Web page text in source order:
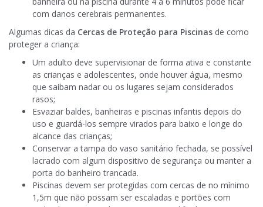
com danos cerebrais permanentes.
Algumas dicas da Cercas de Proteção para Piscinas de como
proteger a criança:
Um adulto deve supervisionar de forma ativa e constante
as crianças e adolescentes, onde houver água, mesmo
que saibam nadar ou os lugares sejam considerados
rasos;
Esvaziar baldes, banheiras e piscinas infantis depois do
uso e guardá-los sempre virados para baixo e longe do
alcance das crianças;
Conservar a tampa do vaso sanitário fechada, se possível
lacrado com algum dispositivo de segurança ou manter a
porta do banheiro trancada.
Piscinas devem ser protegidas com cercas de no mínimo
1,5m que não possam ser escaladas e portões com